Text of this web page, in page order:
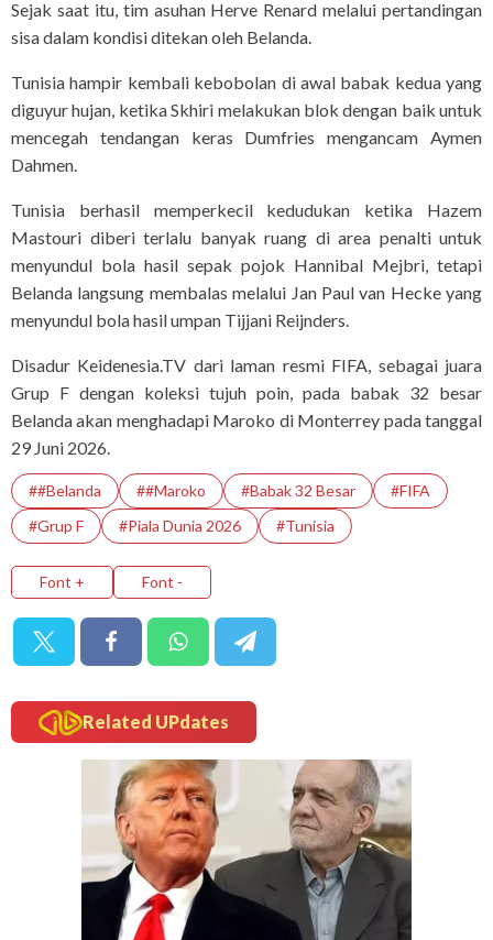
Sejak saat itu, tim asuhan Herve Renard melalui pertandingan
sisa dalam kondisi ditekan oleh Belanda.
Tunisia hampir kembali kebobolan di awal babak kedua yang
diguyur hujan, ketika Skhiri melakukan blok dengan baik untuk
mencegah tendangan keras Dumfries mengancam Aymen
Dahmen.
Tunisia berhasil memperkecil kedudukan ketika Hazem
Mastouri diberi terlalu banyak ruang di area penalti untuk
menyundul bola hasil sepak pojok Hannibal Mejbri, tetapi
Belanda langsung membalas melalui Jan Paul van Hecke yang
menyundul bola hasil umpan Tijjani Reijnders.
Disadur Keidenesia.TV dari laman resmi FIFA, sebagai juara
Grup F dengan koleksi tujuh poin, pada babak 32 besar
Belanda akan menghadapi Maroko di Monterrey pada tanggal
29 Juni 2026.
##Belanda ##Maroko #babak 32 Besar
#FIFA
#Grup F
#Piala Dunia 2026 #Tunisia
Font + Font -
Related UPdates